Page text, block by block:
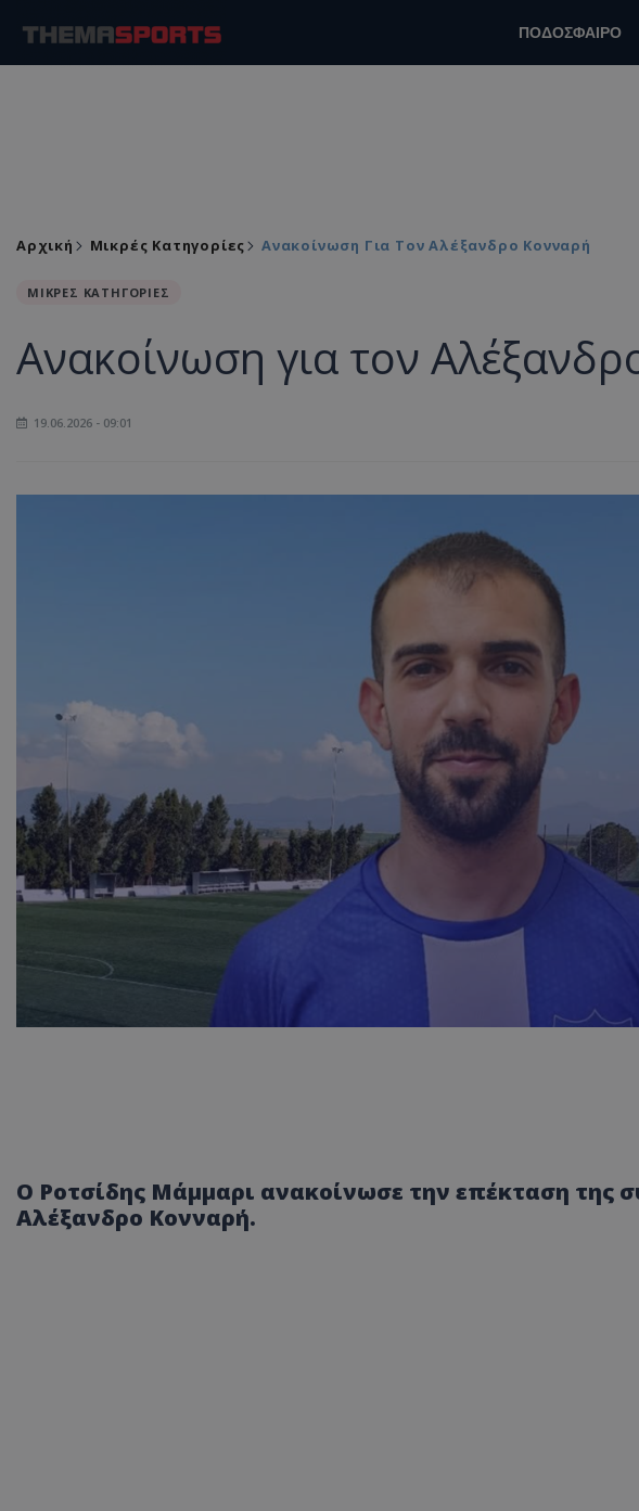
ΠΟΔΟΣΦΑΙΡΟ
Αρχική Μικρές Κατηγορίες Ανακοίνωση Για Τον Αλέξανδρο Κονναρή
ΜΙΚΡΕΣ ΚΑΤΗΓΟΡΙΕΣ
Ανακοίνωση για τον
19.06.2026 - 09:01
Ο Ροτσίδης Μάμμαρι ανακοίνωσε την επέκταση της
Αλέξανδρο Κονναρή.